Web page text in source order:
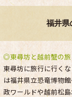
福井県
◎東尋坊と越前蟹の旅
東尋坊に旅行に行く
は福井県立恐竜博物
政ワールドや越前松